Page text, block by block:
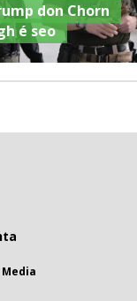
don Chorn
é seo
Media